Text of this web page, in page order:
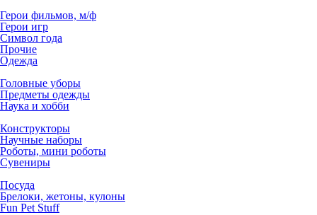
Герои фильмов, м/ф
Герои игр
Символ года
Прочие
Одежда
Головные уборы
Предметы одежды
Наука и хобби
Конструкторы
Научные наборы
Роботы, мини роботы
Сувениры
Посуда
Брелоки, жетоны, кулоны
Fun Pet Stuff